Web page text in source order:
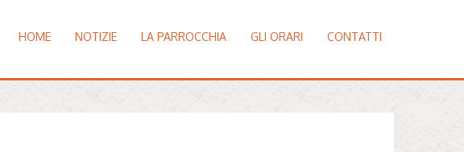
HOME NOTIZIE LA PARROCCHIA GLI ORARI CONTATTI